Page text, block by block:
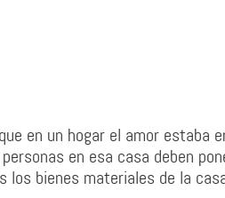
en un hogar el amor estaba
en esa casa deben
los bienes materiales de la